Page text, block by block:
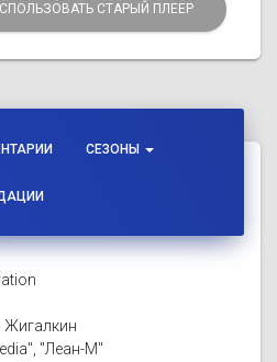
СТАРЫЙ ПЛЕЕР
СЕЗОНЫ
Жигалкин
"Леан-М"